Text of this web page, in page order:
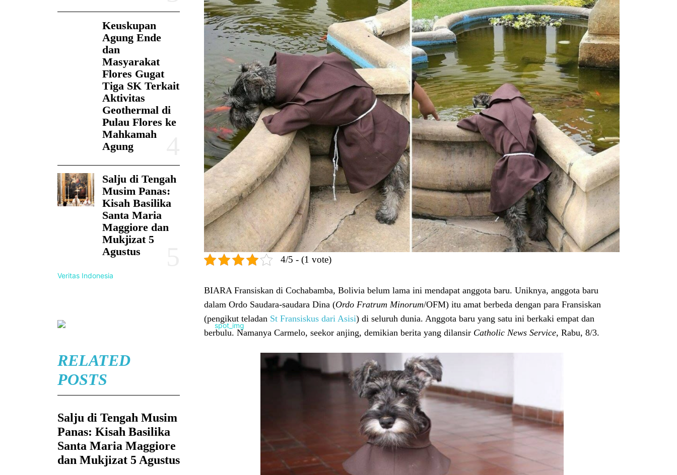
Keuskupan
Agung Ende
dan
Masyarakat
Flores Gugat
Tiga SK Terkait
Aktivitas
Geothermal di
Pulau Flores ke
Mahkamah
Agung
Salju di Tengah
Musim Panas:
Kisah Basilika
Santa Maria
Maggiore dan
Mukjizat 5
Agustus
Veritas Indonesia
RELATED
POSTS
Salju di Tengah Musim
Panas: Kisah Basilika
Santa Maria Maggiore
dan Mukjizat 5 Agustus
4/5 - (1 vote)
BIARA Fransiskan di Cochabamba, Bolivia belum lama ini mendapat anggota baru. Uniknya, anggota baru
dalam Ordo Saudara-saudara Dina (Ordo Fratrum Minorum/OFM) itu amat berbeda dengan para Fransiskan
(pengikut teladan St Fransiskus dari Asisi) di seluruh dunia. Anggota baru yang satu ini berkaki empat dan
berbulu. Namanya Carmelo, seekor anjing, demikian berita yang dilansir Catholic News Service, Rabu, 8/3.